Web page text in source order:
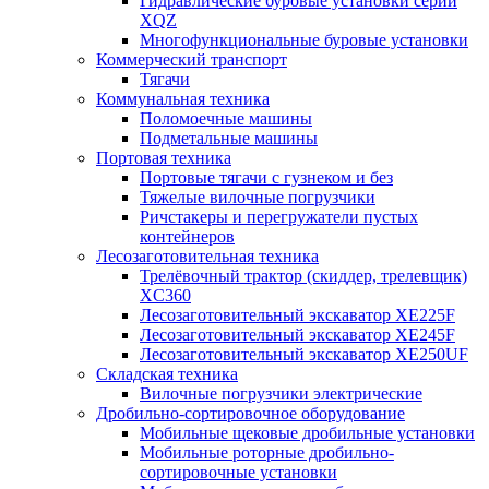
XQZ
Многофункциональные буровые установки
Коммерческий транспорт
Тягачи
Коммунальная техника
Поломоечные машины
Подметальные машины
Портовая техника
Портовые тягачи с гузнеком и без
Тяжелые вилочные погрузчики
Ричстакеры и перегружатели пустых
контейнеров
Лесозаготовительная техника
Трелёвочный трактор (скиддер, трелевщик)
XC360
Лесозаготовительный экскаватор XE225F
Лесозаготовительный экскаватор XE245F
Лесозаготовительный экскаватор XE250UF
Складская техника
Вилочные погрузчики электрические
Дробильно-сортировочное оборудование
Мобильные щековые дробильные установки
Мобильные роторные дробильно-
сортировочные установки